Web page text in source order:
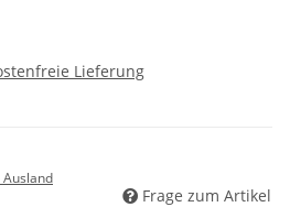
Lieferung
Ausland
Frage zum Artikel